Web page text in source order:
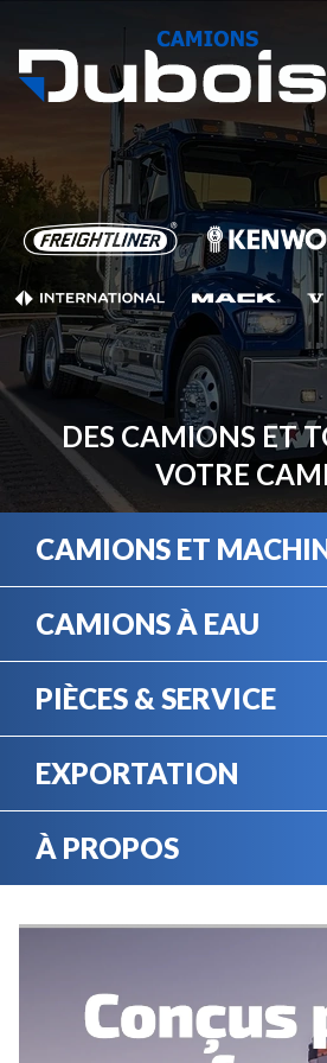
DES CAMIONS ET
VOTRE
CAMIONS ET
CAMIONS À EAU
PIÈCES & SERVICE
EXPORTATION
À PROPOS